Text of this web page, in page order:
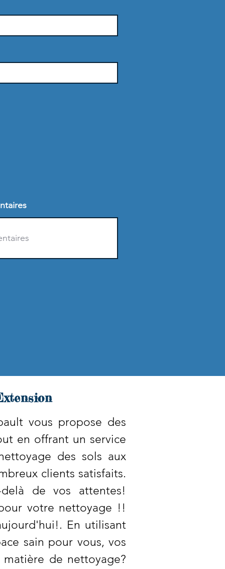
vous propose des
en offrant un service
des sols aux
clients satisfaits.
de vos attentes!
votre nettoyage !!
En utilisant
sain pour vous, vos
de nettoyage?